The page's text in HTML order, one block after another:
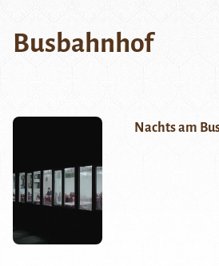
Busbahnhof
Nachts am